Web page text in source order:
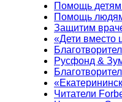
Помощь
Помощь
Защитим
«Дети вместо
Русфонд &
Читатели